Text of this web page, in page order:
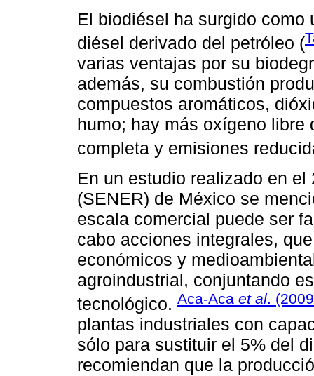
El biodiésel ha surgido
diésel derivado del petróleo (
varias ventajas por su
además, su combustión
compuestos aromáticos,
humo; hay más oxígeno libre
completa y emisiones
En un estudio realizado en
(SENER) de México se
escala comercial puede ser
cabo acciones integrales,
económicos y
agroindustrial, conjuntando
tecnológico. Aca-Aca et al. (2009
plantas industriales con
sólo para sustituir el 5% del
recomiendan que la